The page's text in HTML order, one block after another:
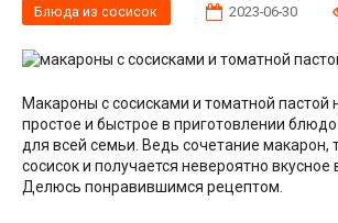
Блюда из сосисок 2023-06-30
Макароны с сосисками и томатной пастой
простое и быстрое в приготовлении
для всей семьи. Ведь сочетание макарон,
сосисок и получается невероятно вкусное
Делюсь понравившимся рецептом.